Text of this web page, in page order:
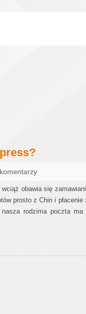
obawia się
prosto z Chin i
rodzima poczta ma